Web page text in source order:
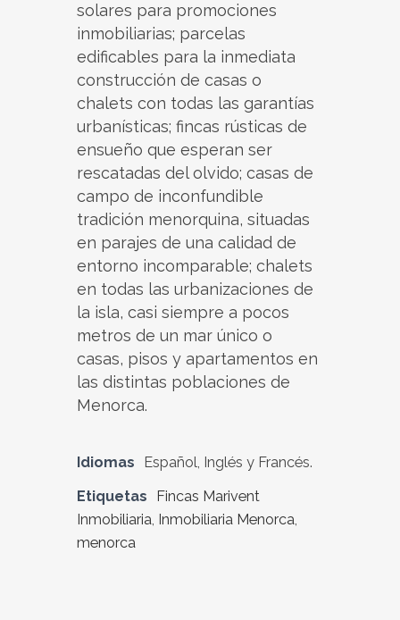
solares para promociones
inmobiliarias; parcelas
edificables para la inmediata
construcción de casas o
chalets con todas las garantías
urbanísticas; fincas rústicas de
ensueño que esperan ser
rescatadas del olvido; casas de
campo de inconfundible
tradición menorquina, situadas
en parajes de una calidad de
entorno incomparable; chalets
en todas las urbanizaciones de
la isla, casi siempre a pocos
metros de un mar único o
casas, pisos y apartamentos en
las distintas poblaciones de
Menorca.
Idiomas
Español, Inglés y Francés.
Etiquetas
Fincas Marivent
Inmobiliaria, Inmobiliaria Menorca,
menorca